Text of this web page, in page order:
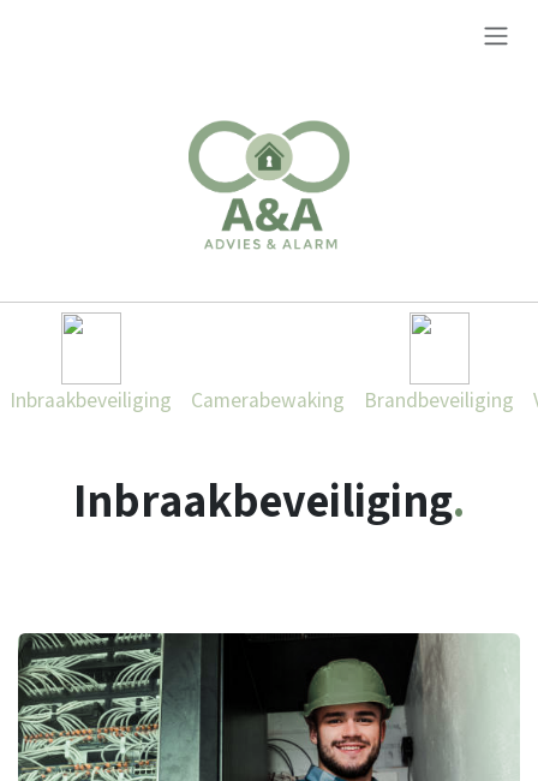
Inbraakbeveiliging Camerabewaking Brandbeveiliging
Inbraakbeveiliging.